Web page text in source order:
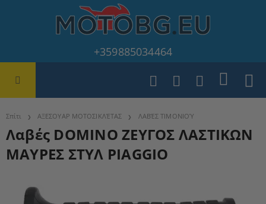
+359885034464
Σπίτι ΑΞΕΣΟΥΑΡ ΜΟΤΟΣΙΚΛΈΤΑΣ ΛΑΒΈΣ ΤΙΜΟΝΙΟΎ
Λαβές DOMINO ΖΕΥΓΟΣ ΛΑΣΤΙΚΩΝ
ΜΑΥΡΕΣ ΣΤΥΛ PIAGGIO